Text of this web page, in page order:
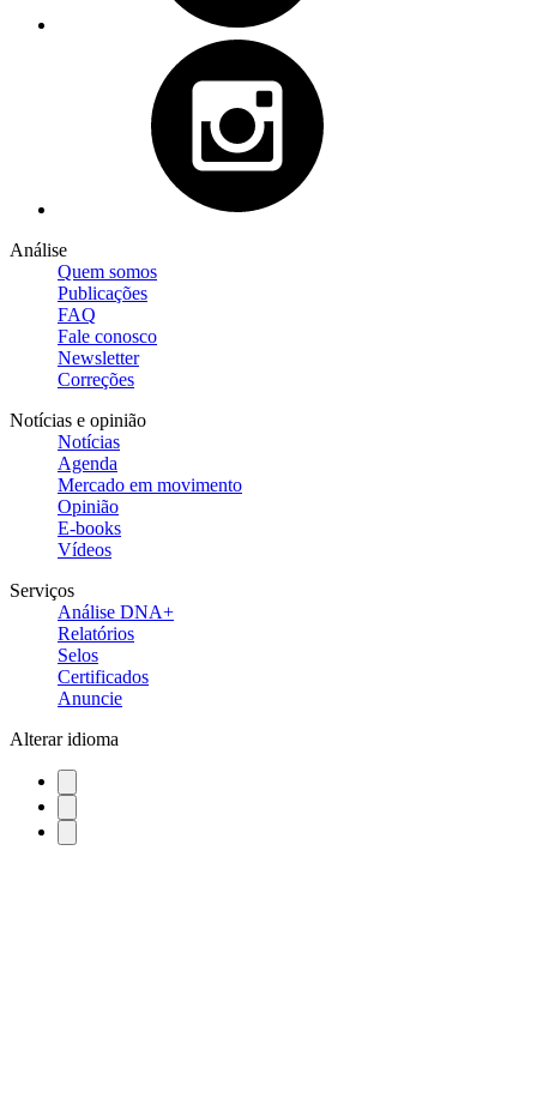
Análise
Quem somos
Publicações
FAQ
Fale conosco
Newsletter
Correções
Notícias e opinião
Notícias
Agenda
Mercado em movimento
Opinião
E-books
Vídeos
Serviços
Análise DNA+
Relatórios
Selos
Certificados
Anuncie
Alterar idioma